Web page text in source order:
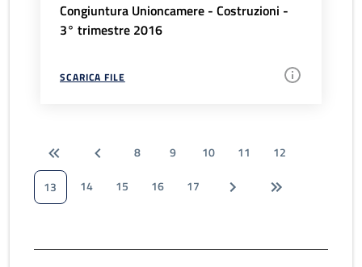
Congiuntura Unioncamere - Costruzioni -
3° trimestre 2016
SCARICA FILE
8 9 10 11
12
13
14 15 16 17